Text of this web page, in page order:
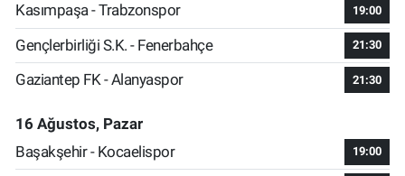
Kasımpaşa - Trabzonspor 19:00
Gençlerbirliği S.K. - Fenerbahçe 21:30
Gaziantep FK - Alanyaspor 21:30
16 Ağustos, Pazar
Başakşehir - Kocaelispor
19:00